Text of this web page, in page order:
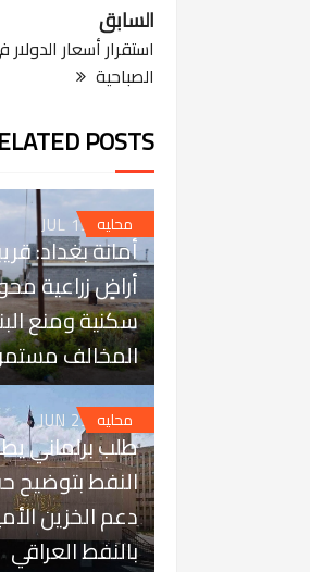
السابق
استقرار أسعار
الصباحية
POSTS
محليه
JUL 15, 2026
أمانة بغداد:
أراضٍ زراعية
سكنية ومنع
المخالف
محليه
JUN 29, 2026
طلب برلماني
النفط بتوضيح
دعم الخزين
بالنفط العراقي